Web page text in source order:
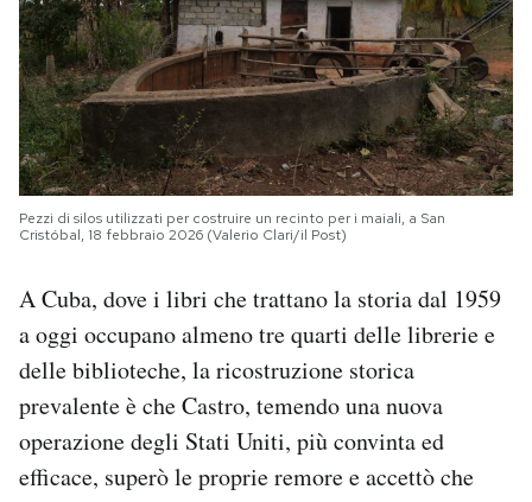
Pezzi di silos utilizzati per costruire un recinto per i maiali, a San
Cristóbal, 18 febbraio 2026 (Valerio Clari/il Post)
A Cuba, dove i libri che trattano la storia dal 1959
a oggi occupano almeno tre quarti delle librerie e
delle biblioteche, la ricostruzione storica
prevalente è che Castro, temendo una nuova
operazione degli Stati Uniti, più convinta ed
efficace, superò le proprie remore e accettò che